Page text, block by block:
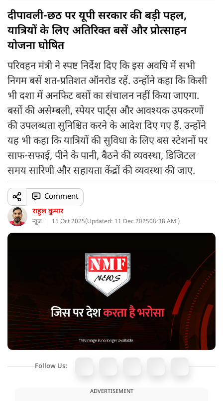
दीपावली-छठ पर यूपी सरकार की बड़ी पहल,
यात्रियों के लिए अतिरिक्त बसें और प्रोत्साहन
योजना घोषित
परिवहन मंत्री ने स्पष्ट निर्देश दिए कि इस अवधि में सभी
निगम बसें शत-प्रतिशत ऑनरोड रहें. उन्होंने कहा कि किसी
भी दशा में अनफिट बसों का संचालन नहीं किया जाएगा.
बसों की असेम्बली, स्पेयर पार्ट्स और आवश्यक उपकरणों
की उपलब्धता सुनिश्चित करने के आदेश दिए गए हैं. उन्होंने
यह भी कहा कि यात्रियों की सुविधा के लिए बस स्टेशनों पर
साफ-सफाई, पीने के पानी, बैठने की व्यवस्था, डिजिटल
समय सारिणी और सहायता केंद्रों की व्यवस्था की जाए.
राहुल कुमार
न्यूज 15 Oct 2025(Updated: 11 Dec 202508:38 AM )
Comment
Follow Us:
ADVERTISEMENT